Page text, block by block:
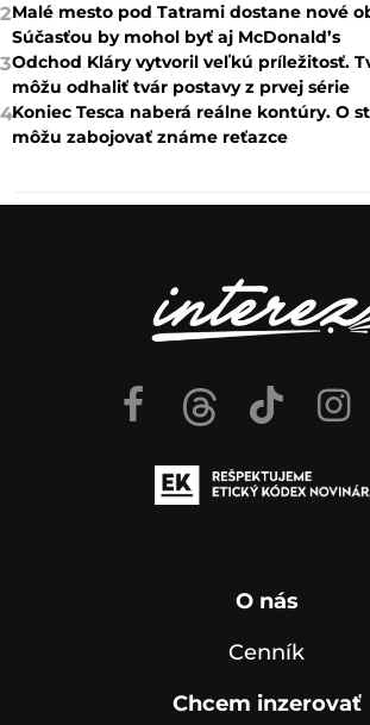
2Malé mesto pod Tatrami dostane nové
Súčasťou by mohol byť aj McDonald’s
3Odchod Kláry vytvoril veľkú príležitosť.
môžu odhaliť tvár postavy z prvej série
4Koniec Tesca naberá reálne kontúry. O
môžu zabojovať známe reťazce
O nás
Cenník
Chcem inzerovať